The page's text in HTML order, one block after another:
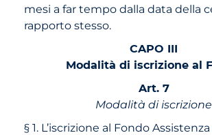
mesi a far tempo dalla data della
rapporto stesso.
CAPO III
Modalità di iscrizione al
Art. 7
Modalità di iscrizione
§ 1. L’iscrizione al Fondo